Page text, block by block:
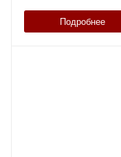
Подробнее